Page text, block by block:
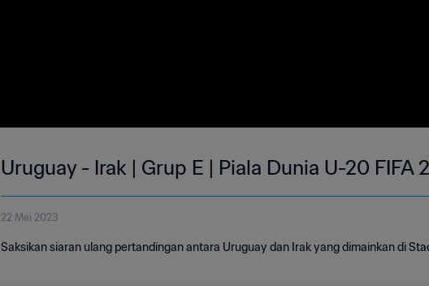
Uruguay - Irak | Grup E | Piala Dunia U-20 FIFA
22 Mei 2023
Saksikan siaran ulang pertandingan antara Uruguay dan Irak yang dimainkan di